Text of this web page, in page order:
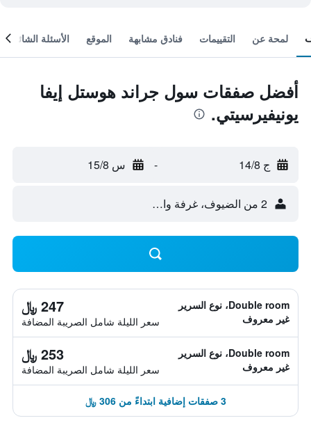
لمحة عن التقييمات فنادق مشابهة الموقع الأسئلة الشائعة
أفضل صفقات سول جراند هوستل إيفا
يونيفيرسيتي.
ج 14/8 - س 15/8
2 من الضيوف، غرفة واحدة
Double room، نوع السرير
غير معروف
247 ﷼
سعر الليلة شامل الصريبة المضافة
Double room، نوع السرير
غير معروف
253 ﷼
سعر الليلة شامل الصريبة المضافة
3 صفقات إضافية ابتداءً من 306 ﷼